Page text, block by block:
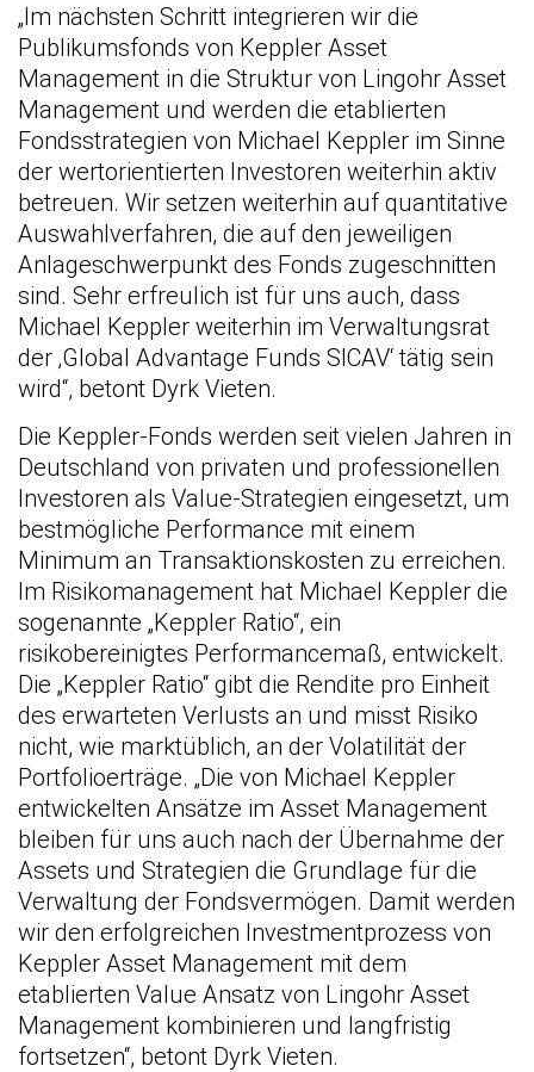
„Im nächsten Schritt integrieren wir die
Publikumsfonds von Keppler Asset
Management in die Struktur von Lingohr Asset
Management und werden die etablierten
Fondsstrategien von Michael Keppler im Sinne
der wertorientierten Investoren weiterhin aktiv
betreuen. Wir setzen weiterhin auf quantitative
Auswahlverfahren, die auf den jeweiligen
Anlageschwerpunkt des Fonds zugeschnitten
sind. Sehr erfreulich ist für uns auch, dass
Michael Keppler weiterhin im Verwaltungsrat
der ‚Global Advantage Funds SICAV‘ tätig sein
wird“, betont Dyrk Vieten.
Die Keppler-Fonds werden seit vielen Jahren in
Deutschland von privaten und professionellen
Investoren als Value-Strategien eingesetzt, um
bestmögliche Performance mit einem
Minimum an Transaktionskosten zu erreichen.
Im Risikomanagement hat Michael Keppler die
sogenannte „Keppler Ratio“, ein
risikobereinigtes Performancemaß, entwickelt.
Die „Keppler Ratio“ gibt die Rendite pro Einheit
des erwarteten Verlusts an und misst Risiko
nicht, wie marktüblich, an der Volatilität der
Portfolioerträge. „Die von Michael Keppler
entwickelten Ansätze im Asset Management
bleiben für uns auch nach der Übernahme der
Assets und Strategien die Grundlage für die
Verwaltung der Fondsvermögen. Damit werden
wir den erfolgreichen Investmentprozess von
Keppler Asset Management mit dem
etablierten Value Ansatz von Lingohr Asset
Management kombinieren und langfristig
fortsetzen“, betont Dyrk Vieten.